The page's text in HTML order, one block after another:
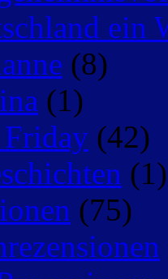
ein
(8)
(1)
(42)
(1)
(75)